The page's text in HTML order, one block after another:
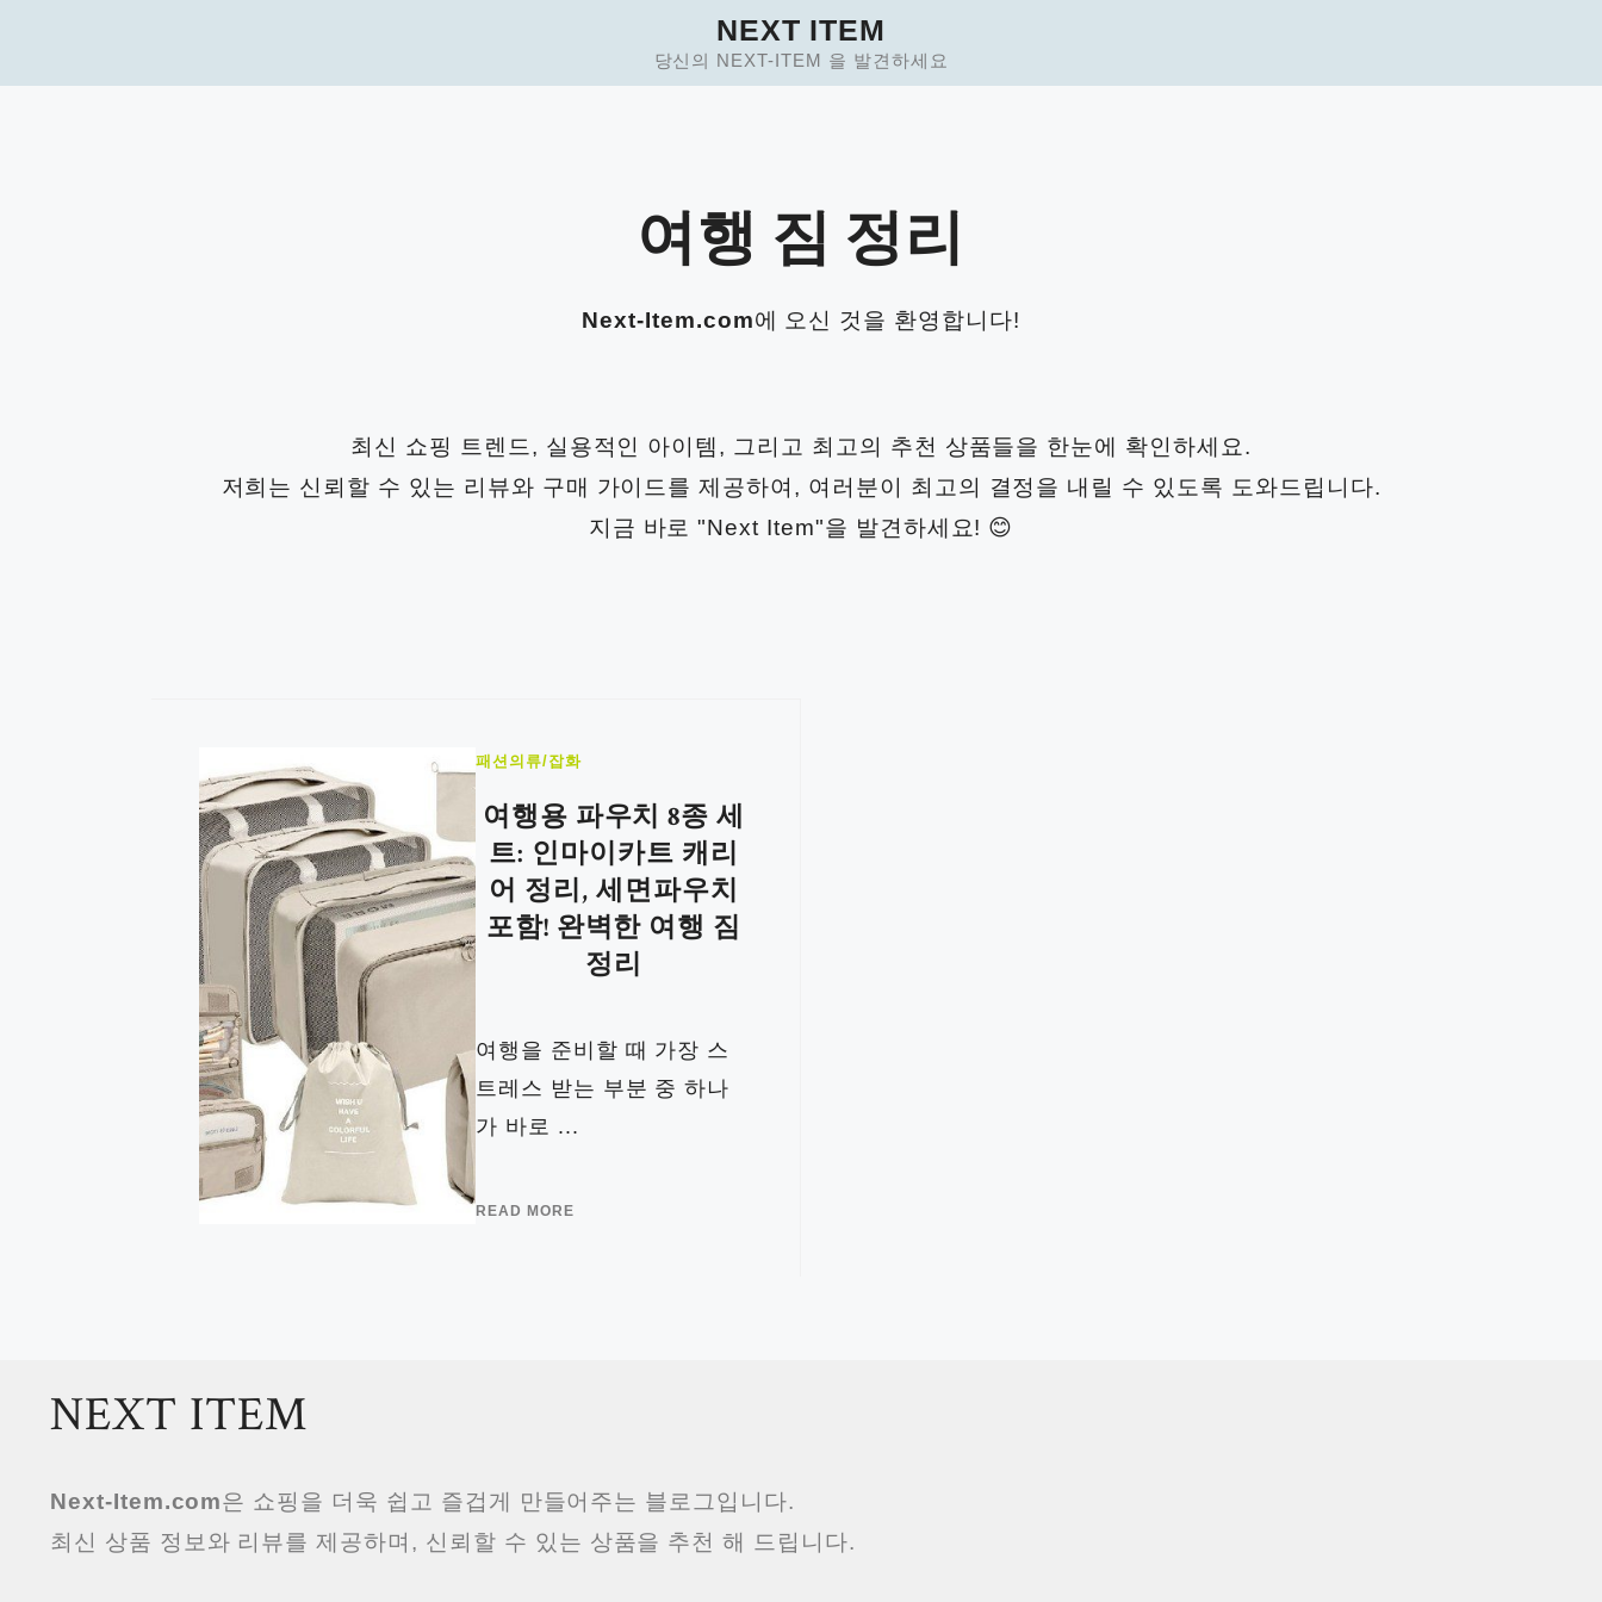
NEXT ITEM
당신의 NEXT-ITEM 을 발견하세요
여행 짐 정리
Next-Item.com에 오신 것을 환영합니다!
최신 쇼핑 트렌드, 실용적인 아이템, 그리고 최고의 추천 상품들을 한눈에 확인하세요.
저희는 신뢰할 수 있는 리뷰와 구매 가이드를 제공하여, 여러분이 최고의 결정을 내릴 수 있도록 도와드립니다.
지금 바로 "Next Item"을 발견하세요! 😊
패션의류/잡화
여행용 파우치 8종 세
트: 인마이카트 캐리
어 정리, 세면파우치
포함! 완벽한 여행 짐
정리
여행을 준비할 때 가장 스
트레스 받는 부분 중 하나
가 바로 ...
READ MORE
NEXT ITEM
Next-Item.com은 쇼핑을 더욱 쉽고 즐겁게 만들어주는 블로그입니다.
최신 상품 정보와 리뷰를 제공하며, 신뢰할 수 있는 상품을 추천 해 드립니다.